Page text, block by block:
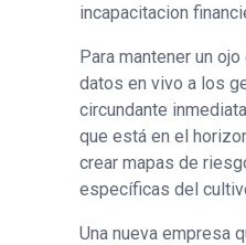
incapacitacion
Para mantener un
datos en vivo a los
circundante
que está en el
crear mapas de
específicas del
Una nueva empresa